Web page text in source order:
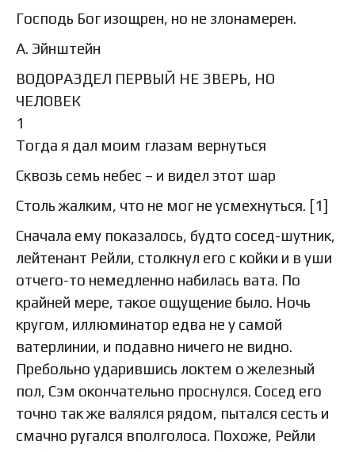
Господь Бог изощрен, но не злонамерен.
А. Эйнштейн
ВОДОРАЗДЕЛ ПЕРВЫЙ НЕ ЗВЕРЬ, НО
ЧЕЛОВЕК
1
Тогда я дал моим глазам вернуться
Сквозь семь небес – и видел этот шар
Столь жалким, что не мог не усмехнуться. [1]
Сначала ему показалось, будто сосед-шутник,
лейтенант Рейли, столкнул его с койки и в уши
отчего-то немедленно набилась вата. По
крайней мере, такое ощущение было. Ночь
кругом, иллюминатор едва не у самой
ватерлинии, и подавно ничего не видно.
Пребольно ударившись локтем о железный
пол, Сэм окончательно проснулся. Сосед его
точно так же валялся рядом, пытался сесть и
смачно ругался вполголоса. Похоже, Рейли